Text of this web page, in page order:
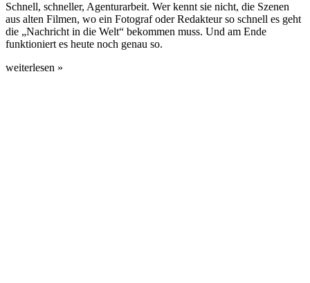
Schnell, schneller, Agenturarbeit. Wer kennt sie nicht, die Szenen
aus alten Filmen, wo ein Fotograf oder Redakteur so schnell es geht
die „Nachricht in die Welt“ bekommen muss. Und am Ende
funktioniert es heute noch genau so.
weiterlesen »